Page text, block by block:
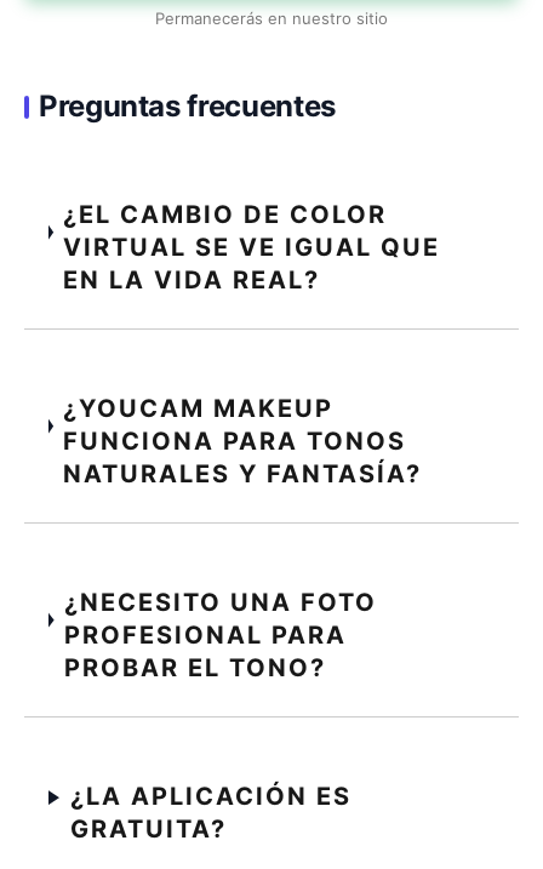
Permanecerás en nuestro sitio
Preguntas frecuentes
¿EL CAMBIO DE COLOR
VIRTUAL SE VE IGUAL QUE
EN LA VIDA REAL?
¿YOUCAM MAKEUP
FUNCIONA PARA TONOS
NATURALES Y FANTASÍA?
¿NECESITO UNA FOTO
PROFESIONAL PARA
PROBAR EL TONO?
¿LA APLICACIÓN ES
GRATUITA?